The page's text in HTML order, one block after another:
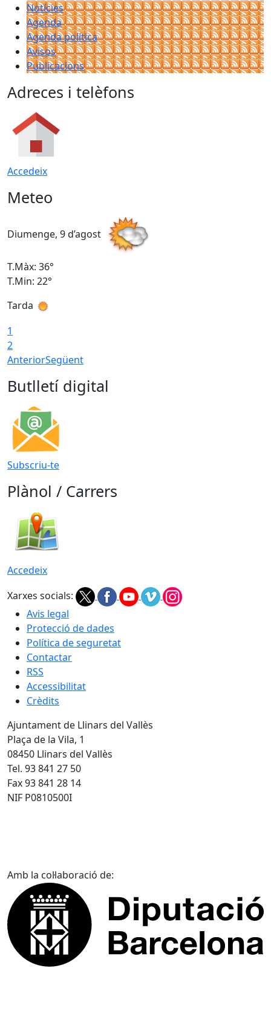
Notícies
Agenda
Agenda política
Avisos
Publicacions
Adreces i telèfons
Accedeix
Meteo
Diumenge, 9 d’agost
T.Màx: 36°
T.Min: 22°
Tarda
1
2
AnteriorSegüent
Butlletí digital
Subscriu-te
Plànol / Carrers
Accedeix
Xarxes socials:
Avis legal
Protecció de dades
Política de seguretat
Contactar
RSS
Accessibilitat
Crèdits
Ajuntament de Llinars del Vallès
Plaça de la Vila, 1
08450 Llinars del Vallès
Tel. 93 841 27 50
Fax 93 841 28 14
NIF P0810500I
Amb la col·laboració de: